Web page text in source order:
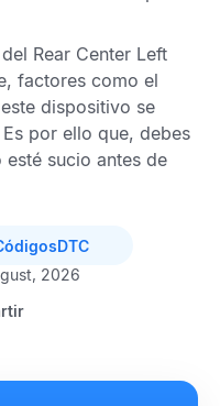
Rear Center Left
factores como el
dispositivo se
por ello que, debes
sucio antes de
2026